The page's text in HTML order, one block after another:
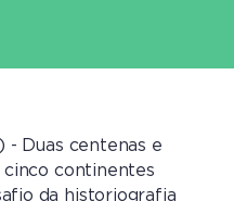
- Duas centenas e
cinco continentes
da historiografia